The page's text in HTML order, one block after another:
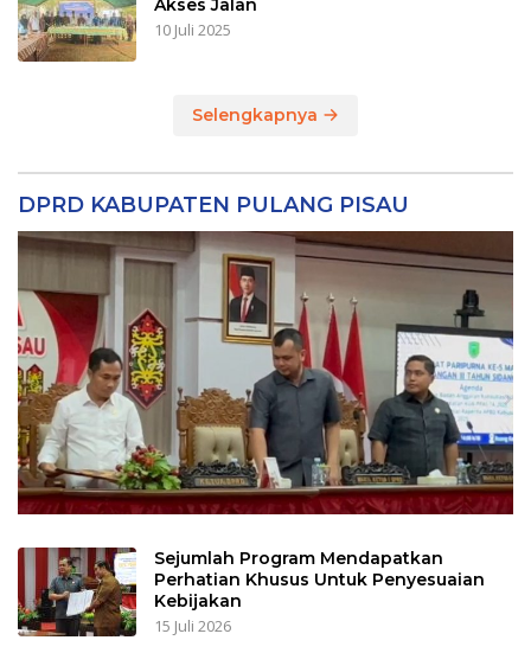
Akses Jalan
10 Juli 2025
Selengkapnya
DPRD KABUPATEN PULANG PISAU
Sejumlah Program Mendapatkan
Perhatian Khusus Untuk Penyesuaian
Kebijakan
15 Juli 2026